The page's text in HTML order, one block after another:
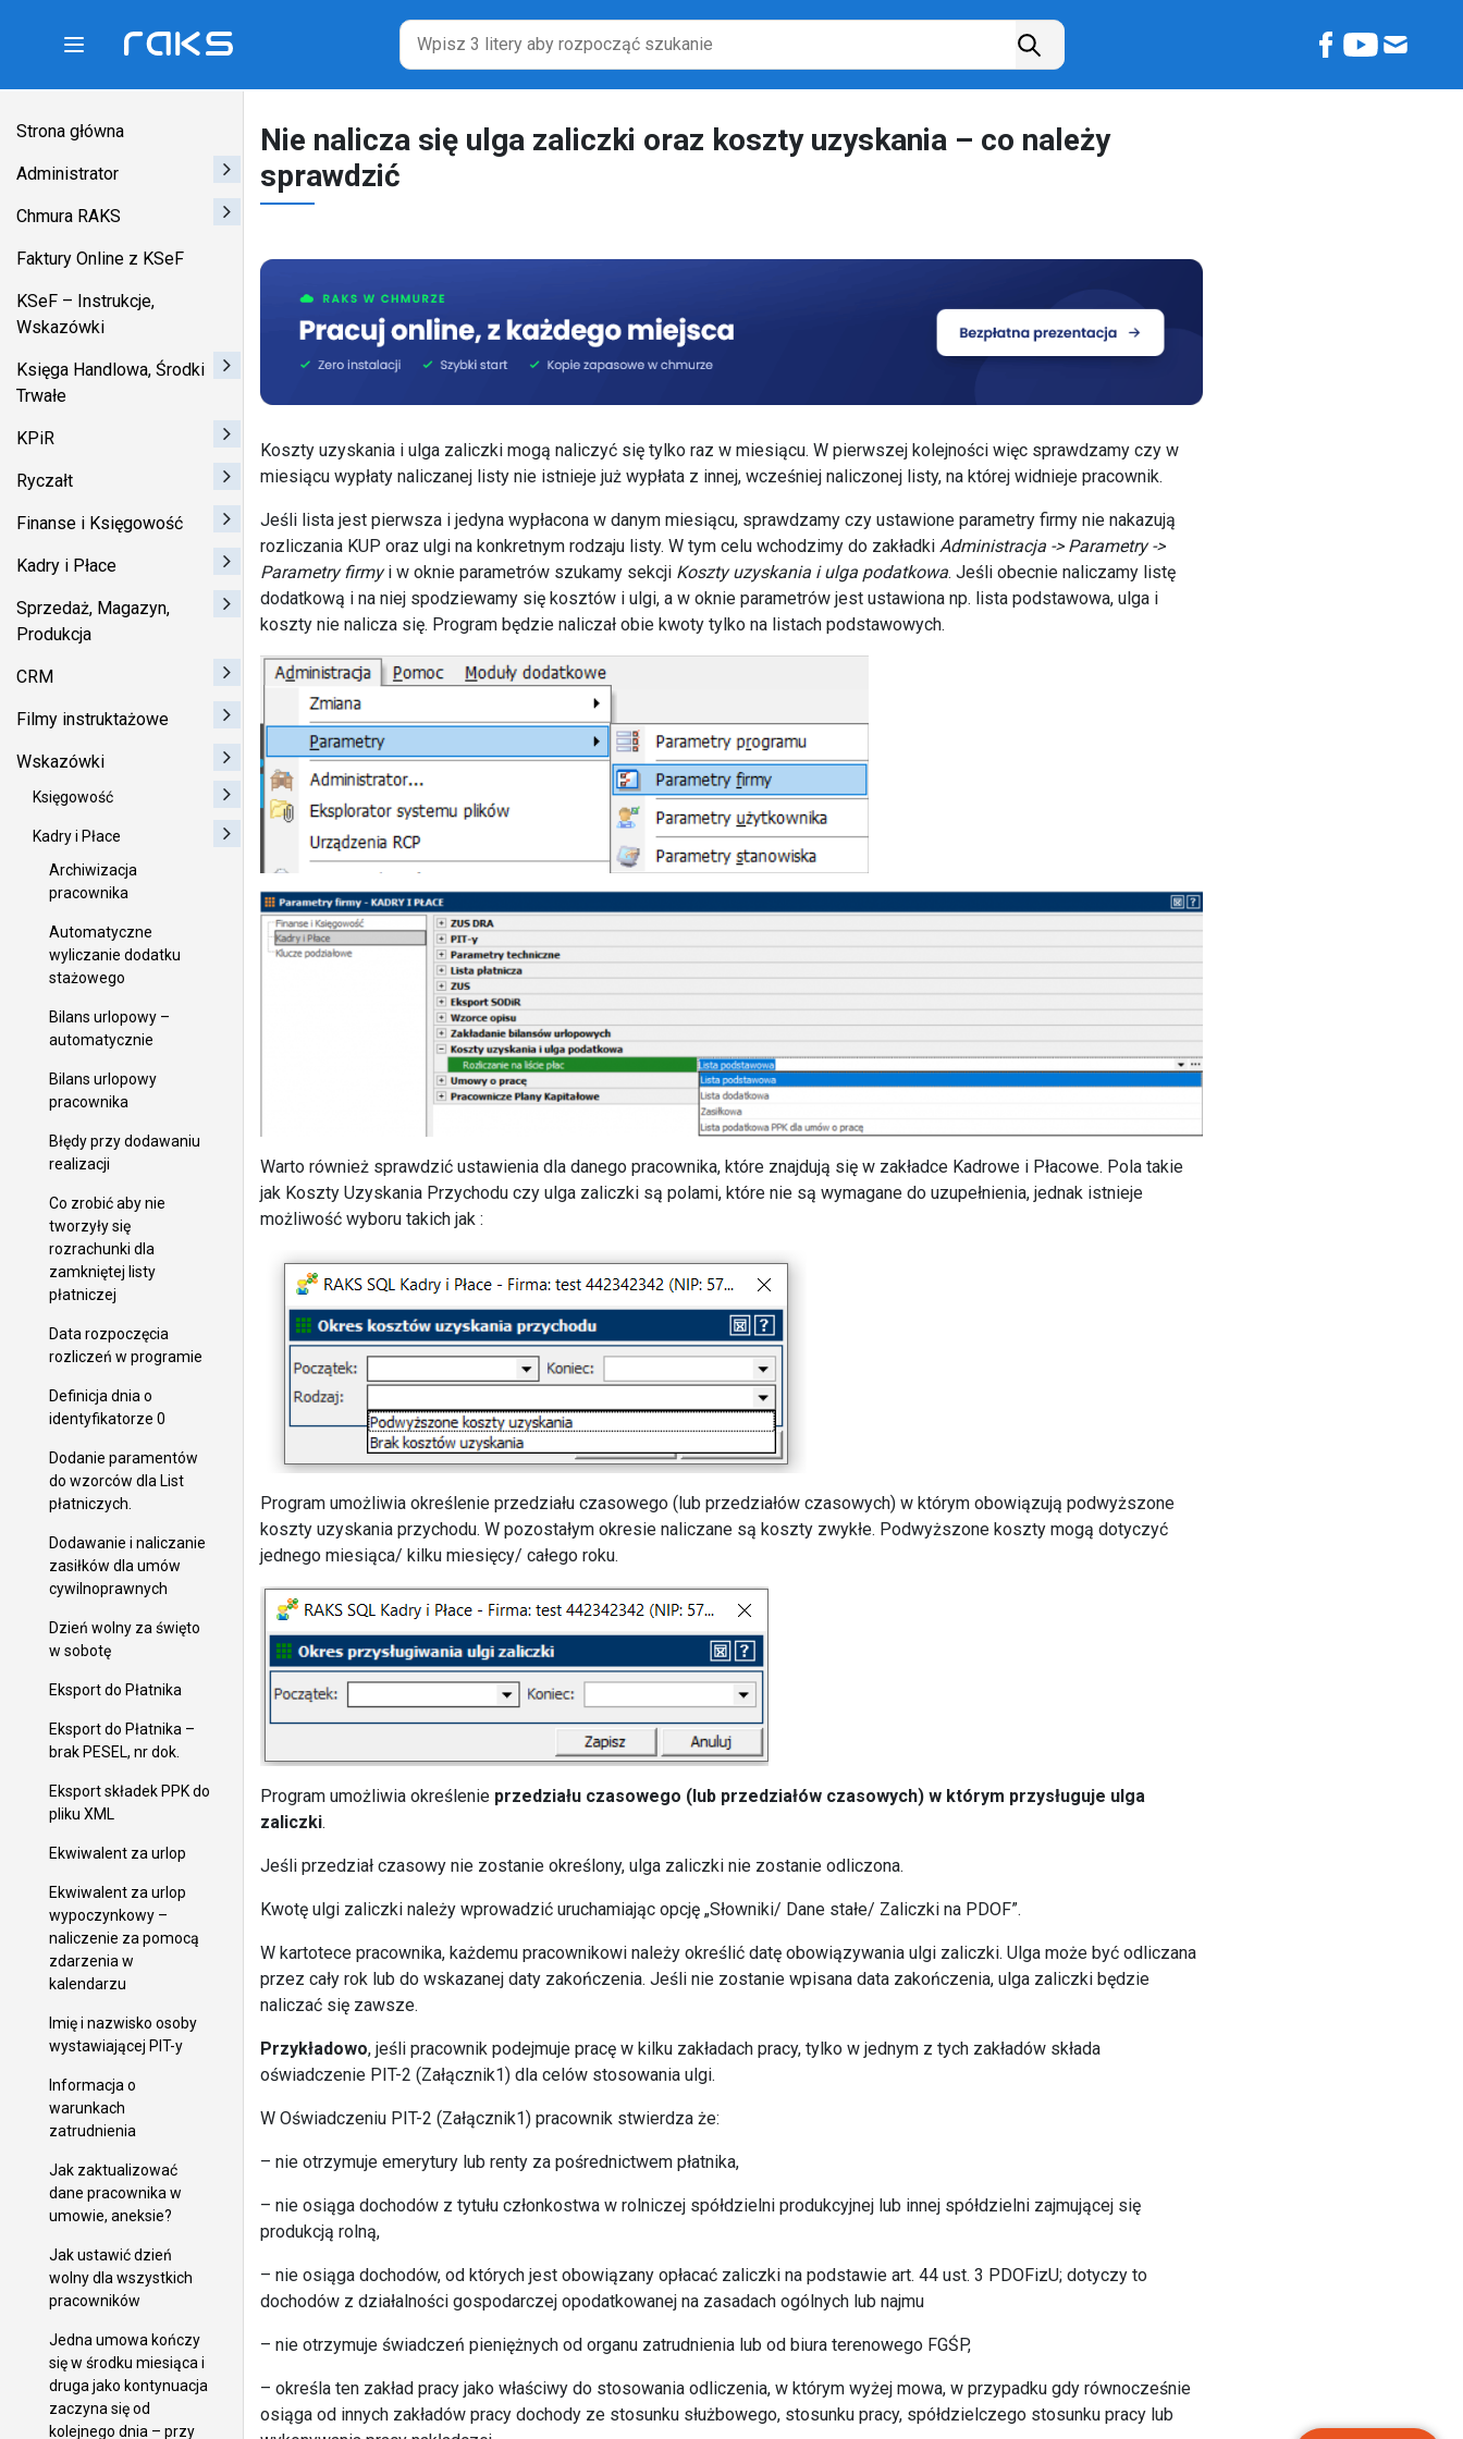
Main Navigation
Strona główna
Administrator
Chmura RAKS
Faktury Online z KSeF
KSeF – Instrukcje,
Wskazówki
Księga Handlowa, Środki
Trwałe
KPiR
Ryczałt
Finanse i Księgowość
Kadry i Płace
Sprzedaż, Magazyn,
Produkcja
CRM
Filmy instruktażowe
Wskazówki
Księgowość
Kadry i Płace
Archiwizacja
pracownika
Automatyczne
wyliczanie dodatku
stażowego
Bilans urlopowy –
automatycznie
Bilans urlopowy
pracownika
Błędy przy dodawaniu
realizacji
Co zrobić aby nie
tworzyły się
rozrachunki dla
zamkniętej listy
płatniczej
Data rozpoczęcia
rozliczeń w programie
Definicja dnia o
identyfikatorze 0
Dodanie paramentów
do wzorców dla List
płatniczych.
Dodawanie i naliczanie
zasiłków dla umów
cywilnoprawnych
Dzień wolny za święto
w sobotę
Eksport do Płatnika
Eksport do Płatnika –
brak PESEL, nr dok.
Eksport składek PPK do
pliku XML
Ekwiwalent za urlop
Ekwiwalent za urlop
wypoczynkowy –
naliczenie za pomocą
zdarzenia w
kalendarzu
Imię i nazwisko osoby
wystawiającej PIT-y
Informacja o
warunkach
zatrudnienia
Jak zaktualizować
dane pracownika w
umowie, aneksie?
Jak ustawić dzień
wolny dla wszystkich
pracowników
Jedna umowa kończy
się w środku miesiąca i
druga jako kontynuacja
zaczyna się od
kolejnego dnia – przy
Nie nalicza się ulga zaliczki oraz koszty uzyskania – co należy
sprawdzić
Koszty uzyskania i ulga zaliczki mogą naliczyć się tylko raz w miesiącu. W pierwszej kolejności więc sprawdzamy czy w
miesiącu wypłaty naliczanej listy nie istnieje już wypłata z innej, wcześniej naliczonej listy, na której widnieje pracownik.
Jeśli lista jest pierwsza i jedyna wypłacona w danym miesiącu, sprawdzamy czy ustawione parametry firmy nie nakazują
rozliczania KUP oraz ulgi na konkretnym rodzaju listy. W tym celu wchodzimy do zakładki Administracja -> Parametry ->
Parametry firmyi w oknie parametrów szukamy sekcji Koszty uzyskania i ulga podatkowa. Jeśli obecnie naliczamy listę
dodatkową i na niej spodziewamy się kosztów i ulgi, a w oknie parametrów jest ustawiona np. lista podstawowa, ulga i
koszty nie nalicza się. Program będzie naliczał obie kwoty tylko na listach podstawowych.
Warto również sprawdzić ustawienia dla danego pracownika, które znajdują się w zakładce Kadrowe i Płacowe. Pola takie
jak Koszty Uzyskania Przychodu czy ulga zaliczki są polami, które nie są wymagane do uzupełnienia, jednak istnieje
możliwość wyboru takich jak :
Program umożliwia określenie przedziału czasowego (lub przedziałów czasowych) w którym obowiązują podwyższone
koszty uzyskania przychodu. W pozostałym okresie naliczane są koszty zwykłe. Podwyższone koszty mogą dotyczyć
jednego miesiąca/ kilku miesięcy/ całego roku.
Program umożliwia określenie przedziału czasowego (lub przedziałów czasowych) w którym przysługuje ulga
zaliczki.
Jeśli przedział czasowy nie zostanie określony, ulga zaliczki nie zostanie odliczona.
Kwotę ulgi zaliczki należy wprowadzić uruchamiając opcję „Słowniki/ Dane stałe/ Zaliczki na PDOF”.
W kartotece pracownika, każdemu pracownikowi należy określić datę obowiązywania ulgi zaliczki. Ulga może być odliczana
przez cały rok lub do wskazanej daty zakończenia. Jeśli nie zostanie wpisana data zakończenia, ulga zaliczki będzie
naliczać się zawsze.
Przykładowo, jeśli pracownik podejmuje pracę w kilku zakładach pracy, tylko w jednym z tych zakładów składa
oświadczenie PIT-2 (Załącznik1) dla celów stosowania ulgi.
W Oświadczeniu PIT-2 (Załącznik1) pracownik stwierdza że:
– nie otrzymuje emerytury lub renty za pośrednictwem płatnika,
– nie osiąga dochodów z tytułu członkostwa w rolniczej spółdzielni produkcyjnej lub innej spółdzielni zajmującej się
produkcją rolną,
– nie osiąga dochodów, od których jest obowiązany opłacać zaliczki na podstawie art. 44 ust. 3 PDOFizU; dotyczy to
dochodów z działalności gospodarczej opodatkowanej na zasadach ogólnych lub najmu
– nie otrzymuje świadczeń pieniężnych od organu zatrudnienia lub od biura terenowego FGŚP,
– określa ten zakład pracy jako właściwy do stosowania odliczenia, w którym wyżej mowa, w przypadku gdy równocześnie
osiąga od innych zakładów pracy dochody ze stosunku służbowego, stosunku pracy, spółdzielczego stosunku pracy lub